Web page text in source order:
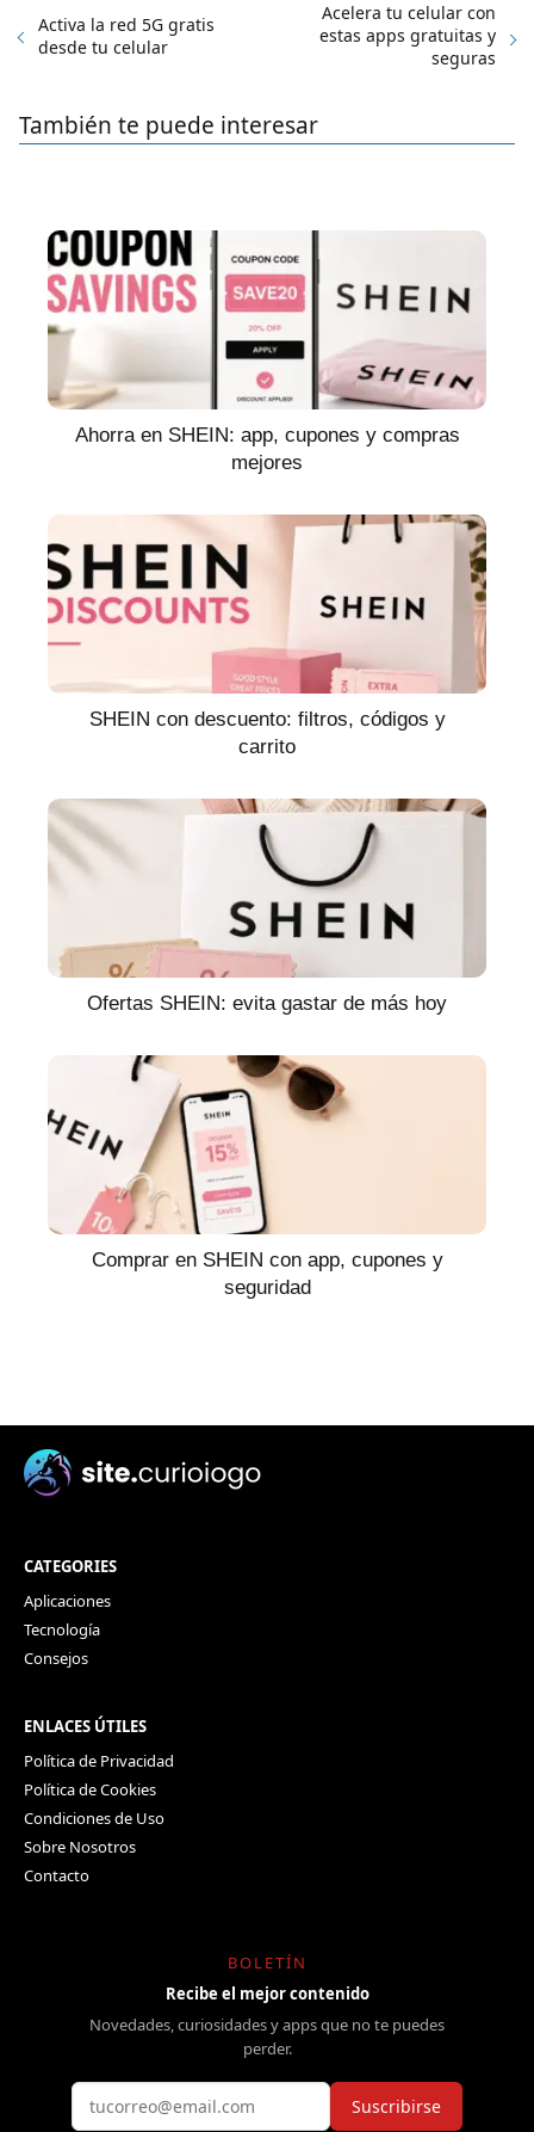
Activa la red 5G gratis
desde tu celular
Acelera tu celular con
estas apps gratuitas y
seguras
También te puede interesar
Ahorra en SHEIN: app, cupones y compras
mejores
SHEIN con descuento: filtros, códigos y
carrito
Ofertas SHEIN: evita gastar de más hoy
Comprar en SHEIN con app, cupones y
seguridad
CATEGORIES
Aplicaciones
Tecnología
Consejos
ENLACES ÚTILES
Política de Privacidad
Política de Cookies
Condiciones de Uso
Sobre Nosotros
Contacto
BOLETÍN
Recibe el mejor contenido
Novedades, curiosidades y apps que no te puedes
perder.
Suscribirse